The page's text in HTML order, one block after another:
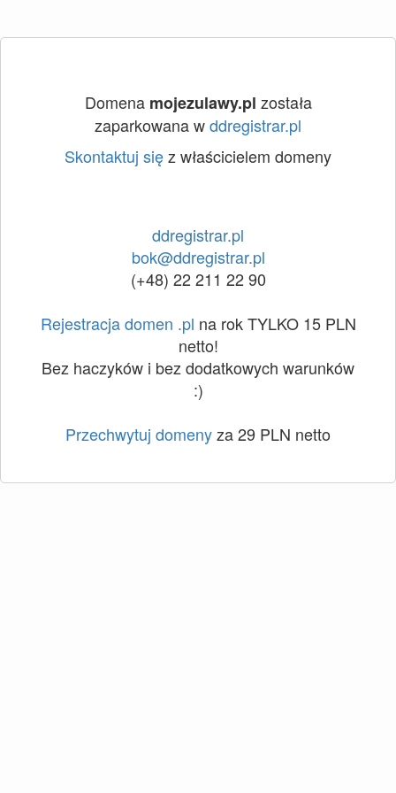
Domena mojezulawy.pl została
zaparkowana wddregistrar.pl
Skontaktuj sięz właścicielem domeny
ddregistrar.pl
bok@ddregistrar.pl
(+48) 22 211 22 90
Rejestracja domen .pl na rok TYLKO 15 PLN
netto!
Bez haczyków i bez dodatkowych warunków
:)
Przechwytuj domenyza 29 PLN netto